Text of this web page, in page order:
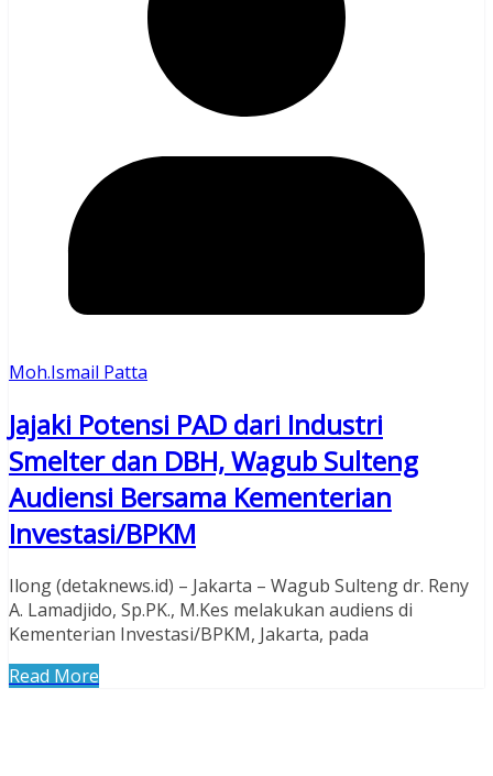
Moh.Ismail Patta
Jajaki Potensi PAD dari Industri
Smelter dan DBH, Wagub Sulteng
Audiensi Bersama Kementerian
Investasi/BPKM
Ilong (detaknews.id) – Jakarta – Wagub Sulteng dr. Reny
A. Lamadjido, Sp.PK., M.Kes melakukan audiens di
Kementerian Investasi/BPKM, Jakarta, pada
Read More